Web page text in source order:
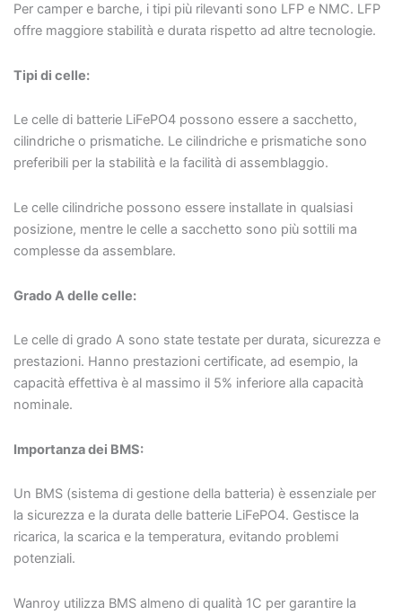
Per camper e barche, i tipi più rilevanti sono LFP e NMC. LFP
offre maggiore stabilità e durata rispetto ad altre tecnologie.
Tipi di celle:
Le celle di batterie LiFePO4 possono essere a sacchetto,
cilindriche o prismatiche. Le cilindriche e prismatiche sono
preferibili per la stabilità e la facilità di assemblaggio.
Le celle cilindriche possono essere installate in qualsiasi
posizione, mentre le celle a sacchetto sono più sottili ma
complesse da assemblare.
Grado A delle celle:
Le celle di grado A sono state testate per durata, sicurezza e
prestazioni. Hanno prestazioni certificate, ad esempio, la
capacità effettiva è al massimo il 5% inferiore alla capacità
nominale.
Importanza dei BMS:
Un BMS (sistema di gestione della batteria) è essenziale per
la sicurezza e la durata delle batterie LiFePO4. Gestisce la
ricarica, la scarica e la temperatura, evitando problemi
potenziali.
Wanroy utilizza BMS almeno di qualità 1C per garantire la